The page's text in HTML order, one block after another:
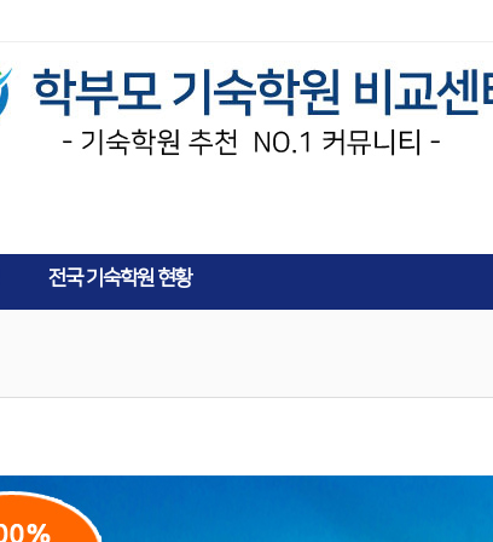
AD
전국 기숙학원 현황